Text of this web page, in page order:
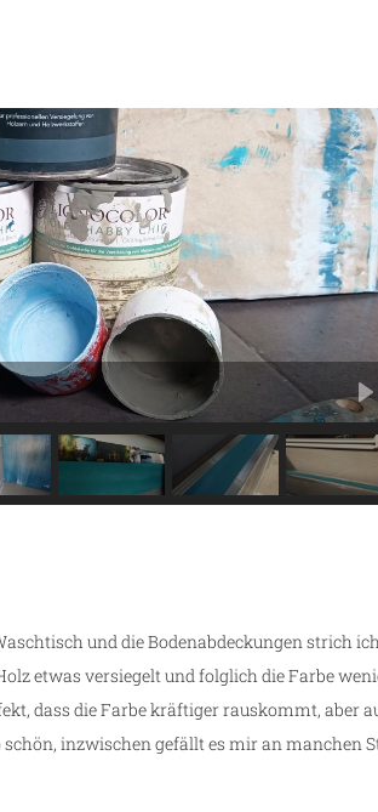
und die Bodenabdeckungen strich ich
etwas versiegelt und folglich die Farbe
dass die Farbe kräftiger rauskommt, aber
inzwischen gefällt es mir an manchen